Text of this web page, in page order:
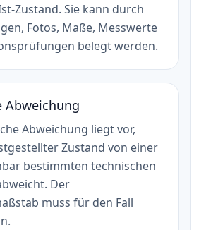
Zustand. Sie kann durch
Fotos, Maße, Messwerte
belegt werden.
Abweichung
Abweichung liegt vor,
Zustand von einer
bestimmten technischen
Der
muss für den Fall